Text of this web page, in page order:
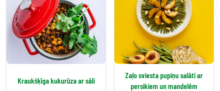
Kraukšķīga kukurūza ar sāli
Zaļo sviesta pupiņu salāti ar
persikiem un mandelēm